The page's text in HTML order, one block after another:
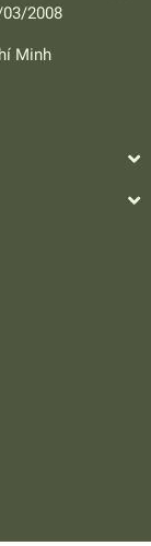
2008
Minh